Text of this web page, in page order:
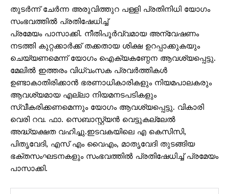
തുടർന്ന് ചേർന്ന അരുവിത്തുറ പള്ളി പ്രതിനിധി യോഗം
സംഭവത്തിൽ പ്രതിഷേധിച്ച്
പ്രമേയം പാസാക്കി. നീതിപൂർവ്വമായ അന്വേഷണം
നടത്തി കുറ്റക്കാർക്ക് തക്കതായ ശിക്ഷ ഉറപ്പാക്കുകയും
ചെയ്യണമെന്ന് യോഗം ഐക്യകണ്ഠേന ആവശ്യപ്പെട്ടു.
മേലിൽ ഇത്തരം വിധ്വംസക പ്രവർത്തികൾ
ഉണ്ടാകാതിരിക്കാൻ ഭരണാധികാരികളും നിയമപാലകരും
ആവശ്യമായ എല്ലാ നിയമനടപടികളും
സ്വീകരിക്കണമെന്നും യോഗം ആവശ്യപ്പെട്ടു. വികാരി
വെരി റവ. ഫാ. സെബാസ്റ്റ്യൻ വെട്ടുകല്ലേൽ
അദ്ധ്യക്ഷത വഹിച്ചു.ഇടവകയിലെ എ കെസിസി,
പിതൃവേദി, എസ് എം വൈഎം, മാതൃവേദി തുടങ്ങിയ
ഭക്തസംഘടനകളും സംഭവത്തിൽ പ്രതിഷേധിച്ച് പ്രമേയം
പാസാക്കി.